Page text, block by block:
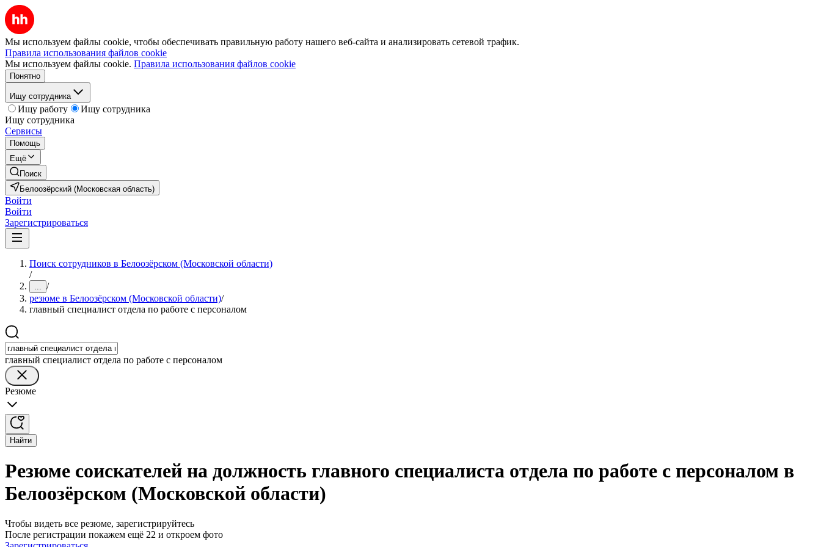
Мы используем файлы cookie, чтобы обеспечивать правильную работу нашего веб-сайта и анализировать сетевой трафик.
Правила использования файлов cookie
Мы используем файлы cookie. Правила использования файлов cookie
Понятно
Ищу сотрудника
Ищу работу
Ищу сотрудника
Ищу сотрудника
Сервисы
Помощь
Ещё
Поиск
Белоозёрский (Московская область)
Войти
Войти
Зарегистрироваться
Поиск сотрудников в Белоозёрском (Московской области)
/
... /
резюме в Белоозёрском (Московской области)/
главный специалист отдела по работе с персоналом
главный специалист отдела по работе с персоналом
Резюме
Найти
Резюме соискателей на должность главного специалиста отдела по работе с персоналом в
Белоозёрском (Московской области)
Чтобы видеть все резюме, зарегистрируйтесь
После регистрации покажем ещё 22 и откроем фото